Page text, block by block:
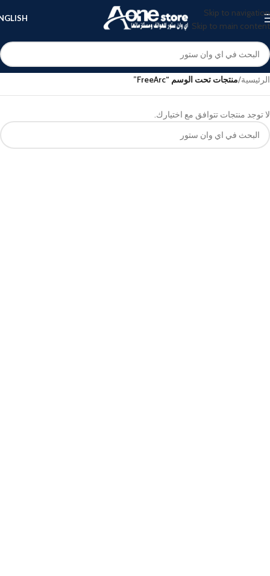
Skip to navigation
Skip to main content
الرئيسية/منتجات تحت الوسم “FreeArc”
لا توجد منتجات تتوافق مع اختيارك.